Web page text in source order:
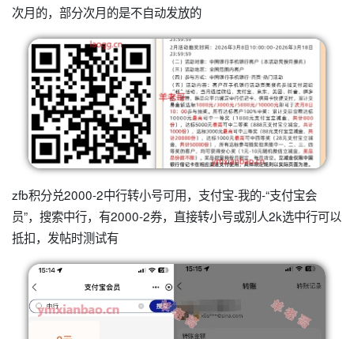
次月的，部分次月的是不自动发放的
zfb积分兑2000-2中行转小号可用，支付宝-我的-“支付宝会
员”，搜索中行，有2000-2券，直接转小号或别人2k选中行可以
抵扣，发帖时测试有